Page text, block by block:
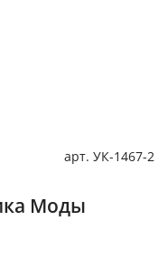
арт. УК-1467-2
Моды